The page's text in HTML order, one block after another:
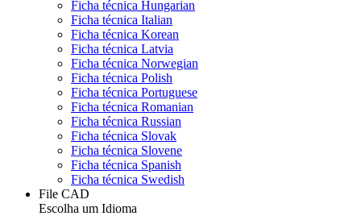
Ficha técnica Hungarian
Ficha técnica Italian
Ficha técnica Korean
Ficha técnica Latvia
Ficha técnica Norwegian
Ficha técnica Polish
Ficha técnica Portuguese
Ficha técnica Romanian
Ficha técnica Russian
Ficha técnica Slovak
Ficha técnica Slovene
Ficha técnica Spanish
Ficha técnica Swedish
File CAD
Escolha um Idioma